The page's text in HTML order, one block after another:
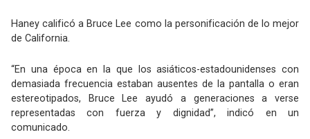
Haney calificó a Bruce Lee como la personificación de lo mejor
de California.
“En una época en la que los asiáticos-estadounidenses con
demasiada frecuencia estaban ausentes de la pantalla o eran
estereotipados, Bruce Lee ayudó a generaciones a verse
representadas con fuerza y dignidad”, indicó en un
comunicado.